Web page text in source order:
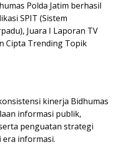
Polda Jatim berhasil
SPIT (Sistem
Juara I Laporan TV
Cipta Trending Topik
kinerja Bidhumas
informasi publik,
penguatan strategi
era informasi.